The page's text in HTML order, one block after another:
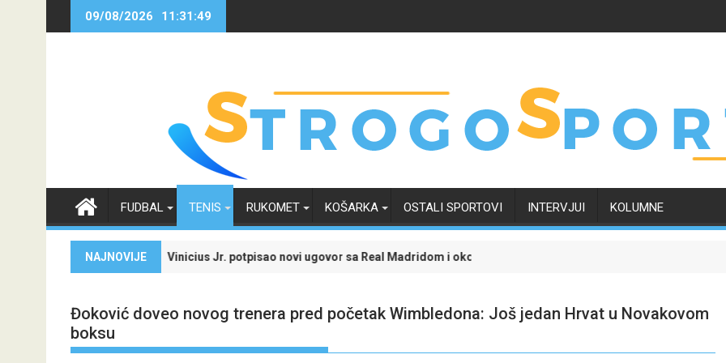
09/08/2026 11:31:49
FUDBAL TENIS RUKOMET KOŠARKA OSTALI SPORTOVI INTERVJUI KOLUMNE
NAJNOVIJE
jedinstvenu ponudu
Vinicius Jr. potpisao novi ugovor sa Real Madridom i okončao neizvijesnost oko svoje budućnosti
Evropski četvrtak zanimljiviji uz Meridian: Isprati borbu za
Đoković doveo novog trenera pred početak Wimbledona: Još jedan Hrvat u Novakovom
boksu